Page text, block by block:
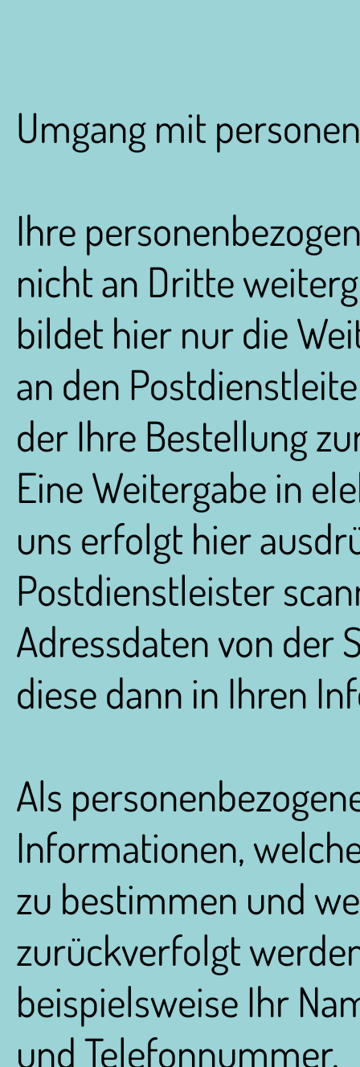
Umgang mit
Ihre
nicht an Dritte
bildet hier nur die
an den
der Ihre Bestellung
Eine Weitergabe in
uns erfolgt hier
Postdienstleister
Adressdaten von der
diese dann in Ihren
Als
Informationen,
zu bestimmen und
zurückverfolgt
beispielsweise Ihr
und Telefonnummer.